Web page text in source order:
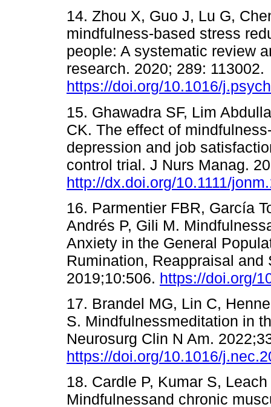
14. Zhou X, Guo J, Lu G,
mindfulness-based stress
people: A systematic review
research. 2020; 289: 113002.
https://doi.org/10.1016/
15. Ghawadra SF, Lim
CK. The effect of
depression and job
control trial. J Nurs Manag.
http://dx.doi.org/10.1111/
16. Parmentier FBR, García
Andrés P, Gili M.
Anxiety in the General
Rumination, Reappraisal
2019;10:506. https://doi.org/
17. Brandel MG, Lin C,
S. Mindfulnessmeditation in
Neurosurg Clin N Am.
https://doi.org/10.1016/
18. Cardle P, Kumar S,
Mindfulnessand chronic